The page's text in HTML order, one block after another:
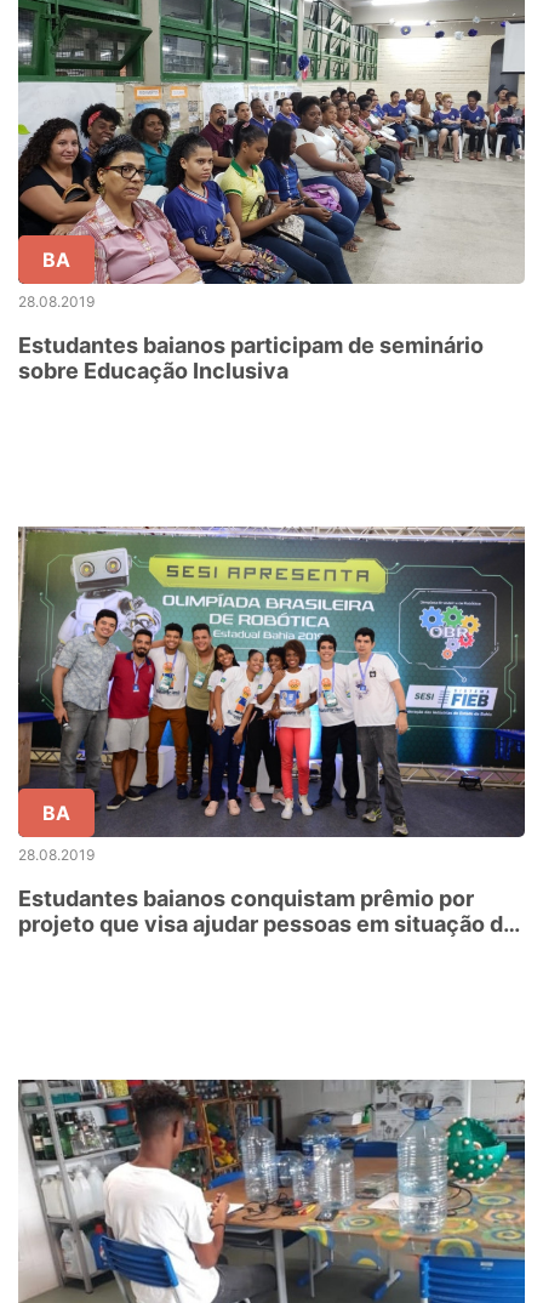
BA
28.08.2019
Estudantes baianos participam de seminário
sobre Educação Inclusiva
BA
28.08.2019
Estudantes baianos conquistam prêmio por
projeto que visa ajudar pessoas em situação de